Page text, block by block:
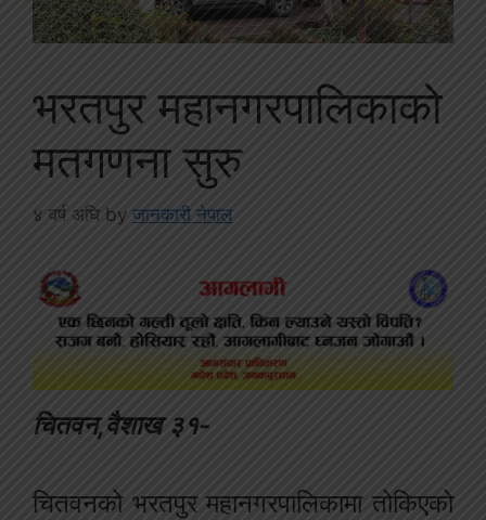
भरतपुर महानगरपालिकाको
मतगणना सुरु
४ वर्ष अघि by जानकारी नेपाल
चितवन,वैशाख ३१-
चितवनको भरतपुर महानगरपालिकामा तोकिएको